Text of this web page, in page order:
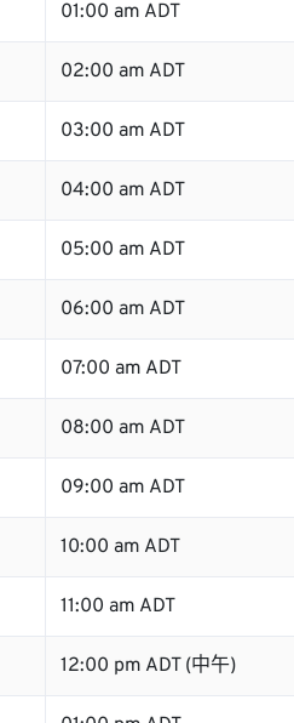
01:00 am ADT
02:00 am ADT
03:00 am ADT
04:00 am ADT
05:00 am ADT
06:00 am ADT
07:00 am ADT
08:00 am ADT
09:00 am ADT
10:00 am ADT
11:00 am ADT
12:00 pm ADT (中午)